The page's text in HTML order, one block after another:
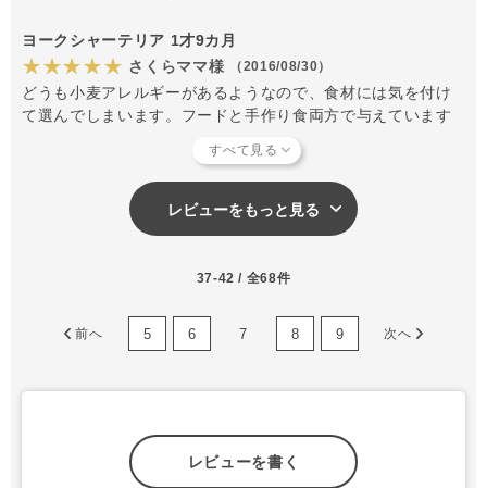
ヨークシャーテリア 1才9カ月
★★★★★ さくらママ様 （2016/08/30）
どうも小麦アレルギーがあるようなので、食材には気を付け
て選んでしまいます。フードと手作り食両方で与えています
す。元々…好き嫌いがなく何でも食べてはくれますが、ソジ
ョーズよりもこちらの方が好きみたいです。手間も掛からな
いし便利ですね。トッピングのローテーションとして、これ
からリピートしようと思いました。
レビューをもっと見る
37-42 / 全68件
前へ 5 6 7 8 9 次へ
レビューを書く